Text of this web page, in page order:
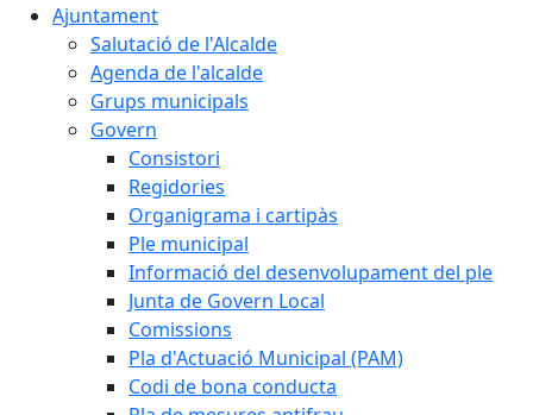
Ajuntament
Salutació de l'Alcalde
Agenda de l'alcalde
Grups municipals
Govern
Consistori
Regidories
Organigrama i cartipàs
Ple municipal
Informació del desenvolupament del ple
Junta de Govern Local
Comissions
Pla d'Actuació Municipal (PAM)
Codi de bona conducta